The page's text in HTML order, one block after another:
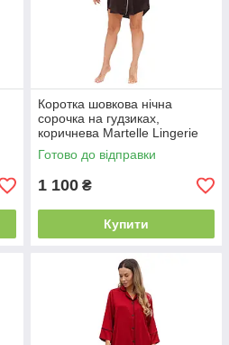
Коротка шовкова нічна
сорочка на гудзиках,
коричнева Martelle Lingerie
103
Готово до відправки
1 100 ₴
Купити